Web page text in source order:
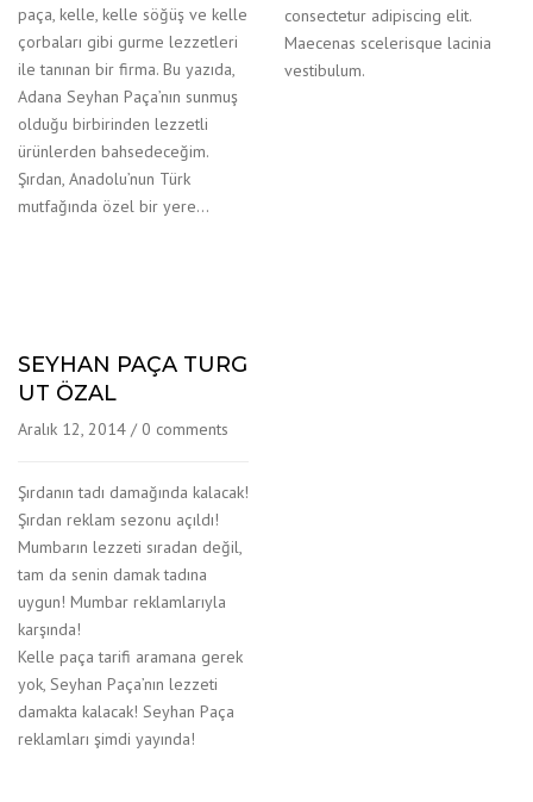
paça, kelle, kelle söğüş ve kelle
çorbaları gibi gurme lezzetleri
ile tanınan bir firma. Bu yazıda,
Adana Seyhan Paça’nın sunmuş
olduğu birbirinden lezzetli
ürünlerden bahsedeceğim.
Şırdan, Anadolu’nun Türk
mutfağında özel bir yere…
consectetur adipiscing elit.
Maecenas scelerisque lacinia
vestibulum.
SEYHAN PAÇA TURG
UT ÖZAL
Aralık 12, 2014 / 0 comments
Şırdanın tadı damağında kalacak!
Şırdan reklam sezonu açıldı!
Mumbarın lezzeti sıradan değil,
tam da senin damak tadına
uygun! Mumbar reklamlarıyla
karşında!
Kelle paça tarifi aramana gerek
yok, Seyhan Paça’nın lezzeti
damakta kalacak! Seyhan Paça
reklamları şimdi yayında!